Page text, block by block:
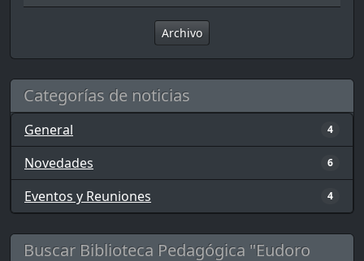
Archivo
Categorías de noticias
General 4
Novedades 6
Eventos y Reuniones 4
Buscar Biblioteca Pedagógica "Eudoro